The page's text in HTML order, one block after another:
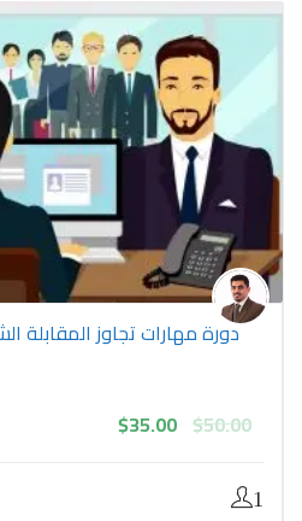
دورة مهارات تجاوز المقابلة
$50.00 السعر $35.00 السعر
1